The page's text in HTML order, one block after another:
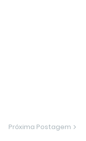
Próxima Postagem